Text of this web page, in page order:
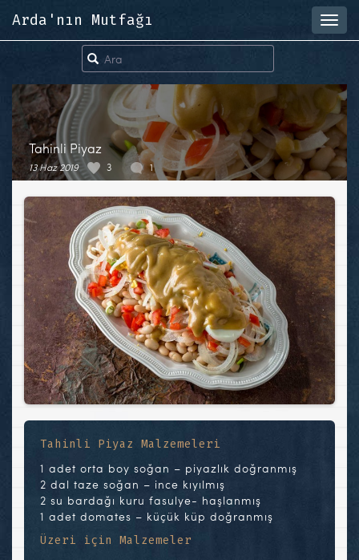
Arda'nın Mutfağı
Tahinli Piyaz
13 Haz 2019 3 1
Tahinli Piyaz Malzemeleri
1 adet orta boy soğan – piyazlık doğranmış
2 dal taze soğan – ince kıyılmış
2 su bardağı kuru fasulye- haşlanmış
1 adet domates – küçük küp doğranmış
Üzeri için Malzemeler